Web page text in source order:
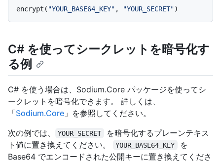
encrypt( "YOUR_BASE64_KEY" , "YOUR_SECRET"
C# を使ってシークレットを暗号化す
る例
C# を使う場合は、Sodium.Core パッケージを使ってシ
ークレットを暗号化できます。 詳しくは、
「Sodium.Core 」を参照してください。
次の例では、
YOUR_SECRET
を暗号化するプレーンテキス
ト値に置き換えてください。
YOUR_BASE64_KEY
を
Base64 でエンコードされた公開キーに置き換えてくださ